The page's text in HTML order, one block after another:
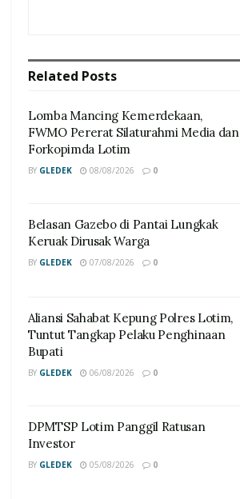
Related Posts
Lomba Mancing Kemerdekaan,
FWMO Pererat Silaturahmi Media dan
Forkopimda Lotim
BY GLEDEK 08/08/2026 0
Belasan Gazebo di Pantai Lungkak
Keruak Dirusak Warga
BY GLEDEK 07/08/2026 0
Aliansi Sahabat Kepung Polres Lotim,
Tuntut Tangkap Pelaku Penghinaan
Bupati
BY GLEDEK 06/08/2026 0
DPMTSP Lotim Panggil Ratusan
Investor
BY GLEDEK 05/08/2026 0